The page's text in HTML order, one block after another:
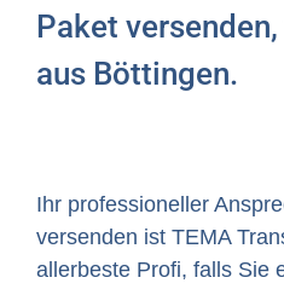
Paket
aus Böttingen.
Ihr professioneller
versenden ist TEMA
allerbeste Profi, falls Sie